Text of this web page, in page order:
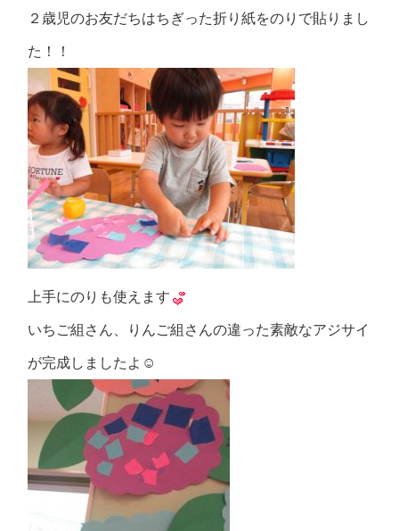
２歳児のお友だちはちぎった折り紙をのりで貼りまし
た！！
上手にのりも使えます
いちご組さん、りんご組さんの違った素敵なアジサイ
が完成しましたよ☺